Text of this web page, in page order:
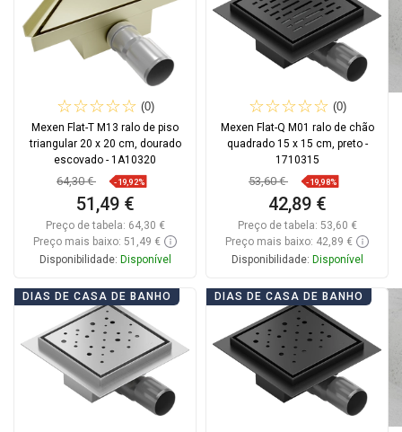
(0)
Mexen Flat-T M13 ralo de piso
triangular 20 x 20 cm, dourado
escovado - 1A10320
64,30 € -19,92%
51,49 €
Preço de tabela: 64,30 €
Preço mais baixo: 51,49 €
Disponibilidade: Disponível
Adicionar
Favoritos
Comparar
(0)
Mexen Flat-Q M01 ralo de chão
quadrado 15 x 15 cm, preto -
1710315
53,60 € -19,98%
42,89 €
Preço de tabela: 53,60 €
Preço mais baixo: 42,89 €
Disponibilidade: Disponível
Adicionar
Favoritos
Comparar
DIAS DE CASA DE BANHO DIAS DE CASA DE BANHO